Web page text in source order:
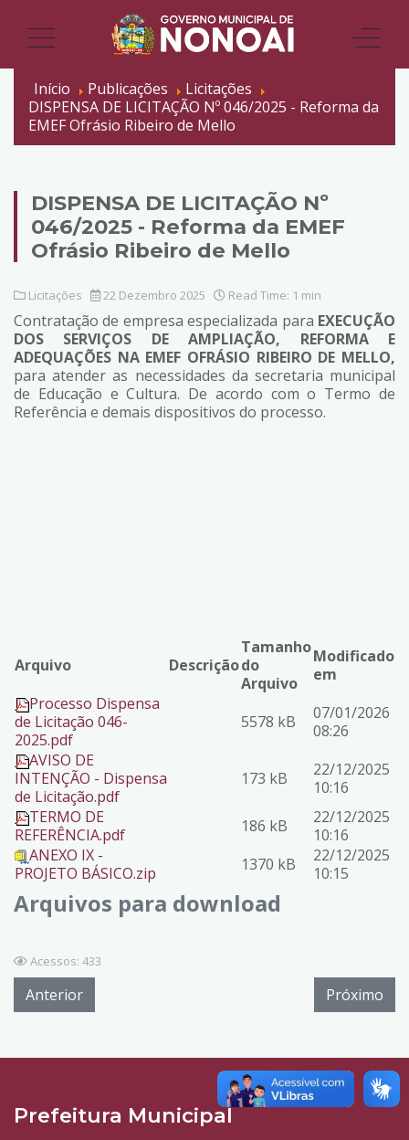
Início Publicações
Licitações
DISPENSA DE LICITAÇÃO Nº 046/2025 - Reforma da
EMEF Ofrásio Ribeiro de Mello
DISPENSA DE LICITAÇÃO Nº
046/2025 - Reforma da EMEF
Ofrásio Ribeiro de Mello
Licitações 22 Dezembro 2025 Read Time: 1 min
Contratação de empresa especializada para EXECUÇÃO
DOS SERVIÇOS DE AMPLIAÇÃO, REFORMA E
ADEQUAÇÕES NA EMEF OFRÁSIO RIBEIRO DE MELLO,
para atender as necessidades da secretaria municipal
de Educação e Cultura. De acordo com o Termo de
Referência e demais dispositivos do processo.
Arquivos para download
Arquivo Descrição
Tamanho
do
Arquivo
Modificado
em
Processo Dispensa
de Licitação 046-
2025.pdf
5578 kB
07/01/2026
08:26
AVISO DE
INTENÇÃO - Dispensa
de Licitação.pdf
173 kB
22/12/2025
10:16
TERMO DE
REFERÊNCIA.pdf
186 kB
22/12/2025
10:16
ANEXO IX -
PROJETO BÁSICO.zip
1370 kB
22/12/2025
10:15
Acessos: 433
Anterior Próximo
Prefeitura Municipal